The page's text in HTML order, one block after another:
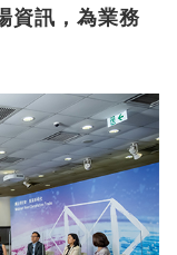
資訊，為業務